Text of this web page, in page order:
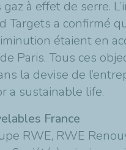
à effet de serre.
Targets a confirmé
étaient en
Paris. Tous ces
la devise de
a sustainable life.
France
RWE, RWE